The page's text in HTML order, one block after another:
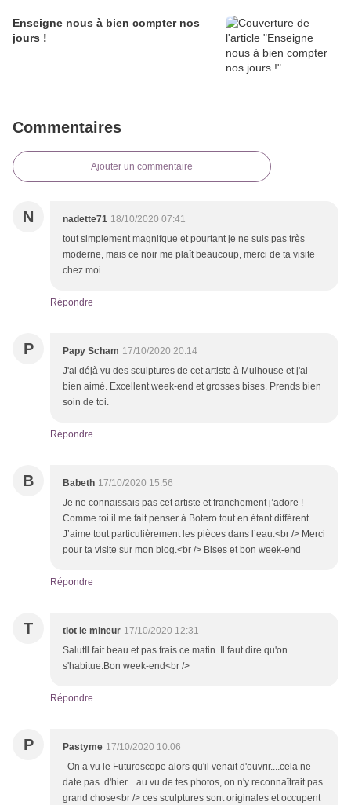
Enseigne nous à bien compter nos
jours !
Commentaires
Ajouter un commentaire
N nadette71 18/10/2020 07:41
tout simplement magnifque et pourtant je ne suis pas très
moderne, mais ce noir me plaît beaucoup, merci de ta visite
chez moi
Répondre
P Papy Scham 17/10/2020 20:14
J'ai déjà vu des sculptures de cet artiste à Mulhouse et j'ai
bien aimé. Excellent week-end et grosses bises. Prends bien
soin de toi.
Répondre
B Babeth 17/10/2020 15:56
Je ne connaissais pas cet artiste et franchement j’adore !
Comme toi il me fait penser à Botero tout en étant différent.
J’aime tout particulièrement les pièces dans l’eau.<br /> Merci
pour ta visite sur mon blog.<br /> Bises et bon week-end
Répondre
T tiot le mineur 17/10/2020 12:31
SalutIl fait beau et pas frais ce matin. Il faut dire qu'on
s'habitue.Bon week-end<br />
Répondre
P Pastyme 17/10/2020 10:06
On a vu le Futuroscope alors qu'il venait d'ouvrir....cela ne
date pas d'hier....au vu de tes photos, on n'y reconnaîtrait pas
grand chose<br /> ces sculptures sont originales et occupent